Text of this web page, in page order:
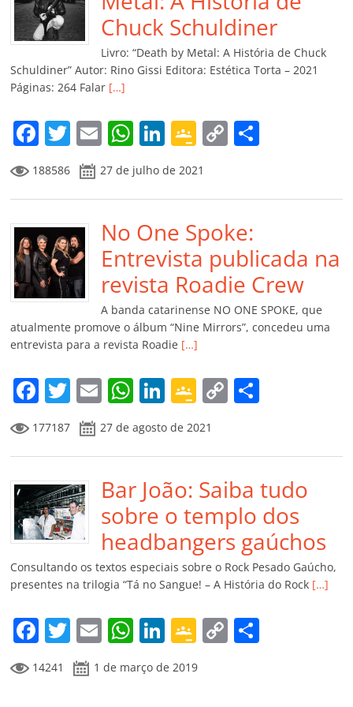
o
k
p a
ss
ro
m
k h
ar
Chuck Schuldiner
Livro: “Death by Metal: A História de Chuck
Schuldiner” Autor: Rino Gissi Editora: Estética Torta – 2021
Páginas: 264 Falar […]
F
a
c
e
b
o
o
k
T
w
itt
er
E
m
ai
l
W
h
at
s
A
p
p
Li
n
k
e
dI
n
G
o
o
gl
e
Cl
a
ss
ro
o
m
C
y
Li
n
k
p
til
h
ar
188586 27 de julho de 2021
No One Spoke:
Entrevista publicada na
revista Roadie Crew
A banda catarinense NO ONE SPOKE, que
atualmente promove o álbum “Nine Mirrors”, concedeu uma
entrevista para a revista Roadie […]
F
a
c
e
b
o
o
k
T
w
itt
er
E
m
ai
l
W
at
s
A
p
p
Li
n
k
e
dI
n
G
o
o
gl
e
Cl
a
ss
ro
o
m
C
y
Li
n
k
p
ar
til
h
ar
177187 27 de agosto de 2021
Bar João: Saiba tudo
sobre o templo dos
headbangers gaúchos
Consultando os textos especiais sobre o Rock Pesado Gaúcho,
presentes na trilogia “Tá no Sangue! – A História do Rock […]
F
a
c
T
w
itt
E
m
ai
W
at
Li
n
k
G
o
C
14241 1 de março de 2019